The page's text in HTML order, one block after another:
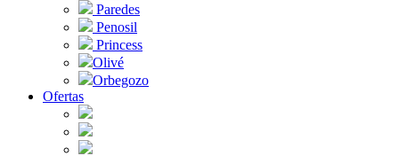
Paredes
Penosil
Princess
Olivé
Orbegozo
Ofertas